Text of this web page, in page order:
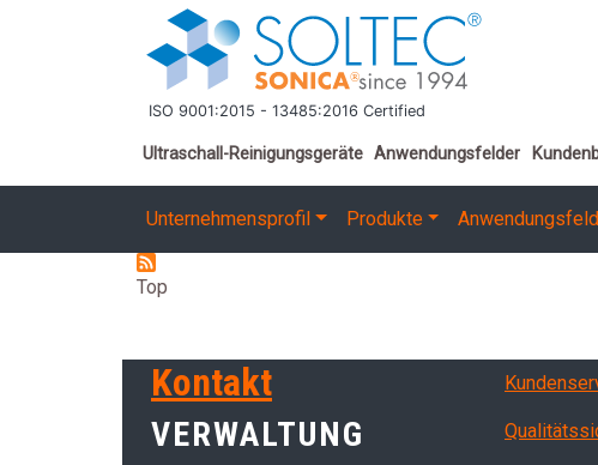
ISO 9001:2015 - 13485:2016 Certified
Important links
Ultraschall-Reinigungsgeräte Anwendungsfelder
Main navigation
Unternehmensprofil Produkte
Top
Kontakt
VERWALTUNG